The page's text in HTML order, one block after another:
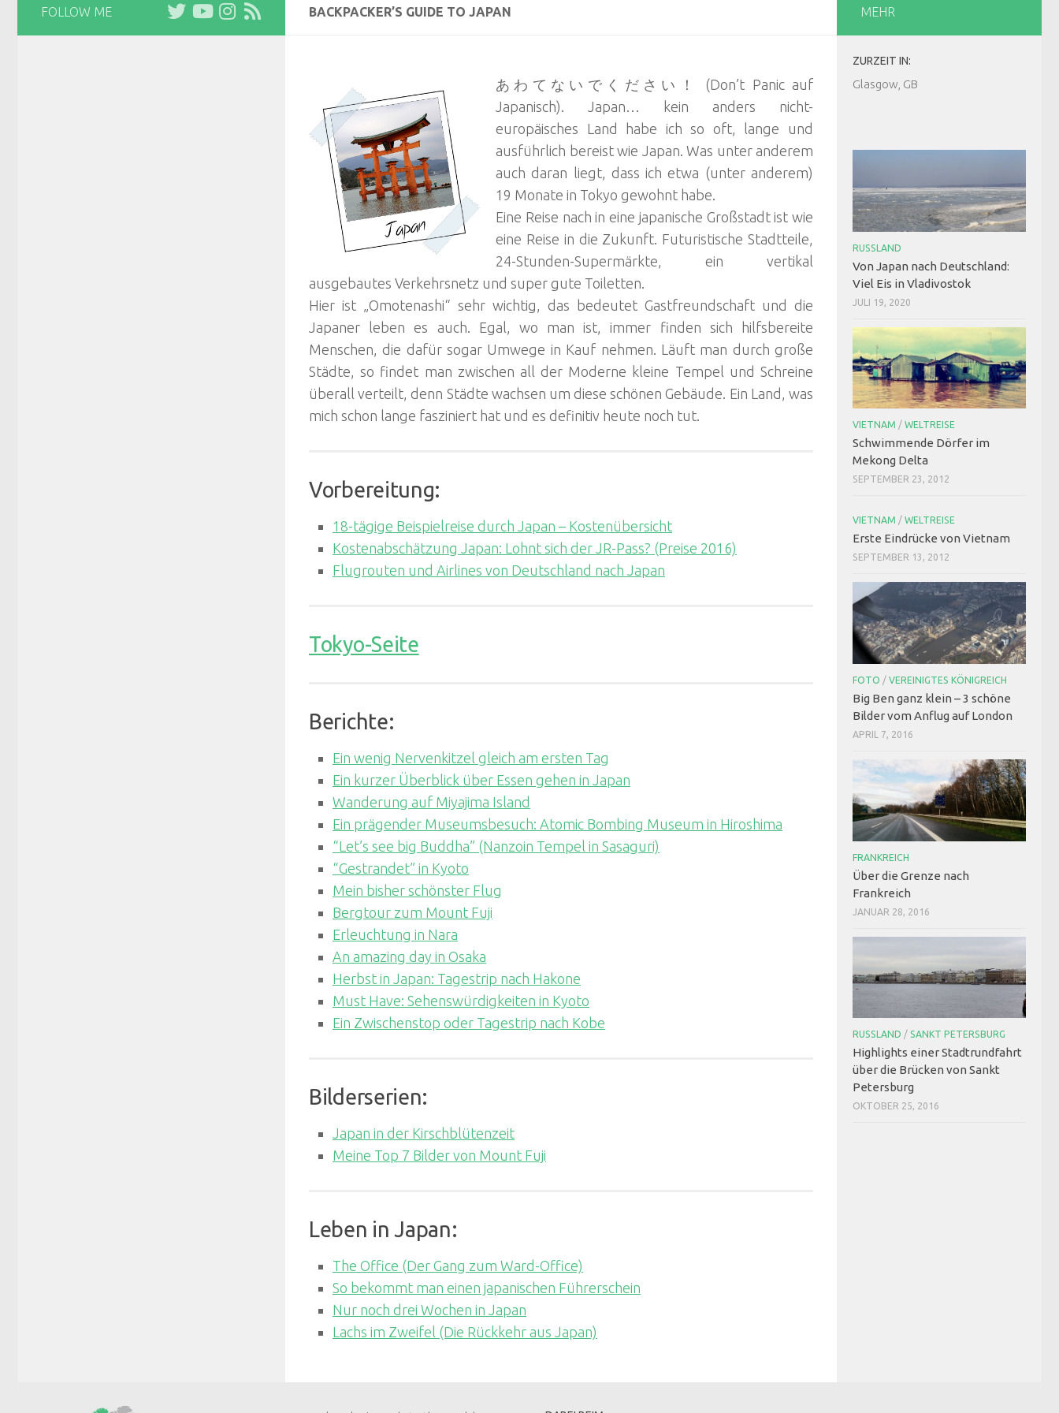
BACKPACKER’S GUIDE TO JAPAN
あわてないでください！ (Don’t Panic auf
Japanisch). Japan… kein anders nicht-
europäisches Land habe ich so oft, lange und
ausführlich bereist wie Japan. Was unter anderem
auch daran liegt, dass ich etwa (unter anderem)
19 Monate in Tokyo gewohnt habe.
Eine Reise nach in eine japanische Großstadt ist wie
eine Reise in die Zukunft. Futuristische Stadtteile,
24-Stunden-Supermärkte, ein vertikal
ausgebautes Verkehrsnetz und super gute Toiletten.
Hier ist „Omotenashi“ sehr wichtig, das bedeutet Gastfreundschaft und die
Japaner leben es auch. Egal, wo man ist, immer finden sich hilfsbereite
Menschen, die dafür sogar Umwege in Kauf nehmen. Läuft man durch große
Städte, so findet man zwischen all der Moderne kleine Tempel und Schreine
überall verteilt, denn Städte wachsen um diese schönen Gebäude. Ein Land, was
mich schon lange fasziniert hat und es definitiv heute noch tut.
Vorbereitung:
18-tägige Beispielreise durch Japan – Kostenübersicht
Kostenabschätzung Japan: Lohnt sich der JR-Pass? (Preise 2016)
Flugrouten und Airlines von Deutschland nach Japan
Tokyo-Seite
Berichte:
Ein wenig Nervenkitzel gleich am ersten Tag
Ein kurzer Überblick über Essen gehen in Japan
Wanderung auf Miyajima Island
Ein prägender Museumsbesuch: Atomic Bombing Museum in Hiroshima
“Let’s see big Buddha” (Nanzoin Tempel in Sasaguri)
“Gestrandet” in Kyoto
Mein bisher schönster Flug
Bergtour zum Mount Fuji
Erleuchtung in Nara
An amazing day in Osaka
Herbst in Japan: Tagestrip nach Hakone
Must Have: Sehenswürdigkeiten in Kyoto
Ein Zwischenstop oder Tagestrip nach Kobe
Bilderserien:
Japan in der Kirschblütenzeit
Meine Top 7 Bilder von Mount Fuji
Leben in Japan:
The Office (Der Gang zum Ward-Office)
So bekommt man einen japanischen Führerschein
Nur noch drei Wochen in Japan
Lachs im Zweifel (Die Rückkehr aus Japan)
FOLLOW ME MEHR
ZURZEIT IN:
Glasgow, GB
RUSSLAND
Von Japan nach Deutschland:
Viel Eis in Vladivostok
JULI 19, 2020
VIETNAM / WELTREISE
Schwimmende Dörfer im
Mekong Delta
SEPTEMBER 23, 2012
VIETNAM / WELTREISE
Erste Eindrücke von Vietnam
SEPTEMBER 13, 2012
FOTO / VEREINIGTES KÖNIGREICH
Big Ben ganz klein – 3 schöne
Bilder vom Anflug auf London
APRIL 7, 2016
FRANKREICH
Über die Grenze nach
Frankreich
JANUAR 28, 2016
RUSSLAND / SANKT PETERSBURG
Highlights einer Stadtrundfahrt
über die Brücken von Sankt
Petersburg
OKTOBER 25, 2016